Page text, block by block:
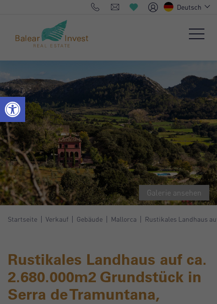
Deutsch
Galerie ansehen
Startseite Verkauf Gebäude Mallorca Rustikales Landhaus
Rustikales Landhaus auf ca.
2.680.000m2 Grundstück in
Serra de Tramuntana,